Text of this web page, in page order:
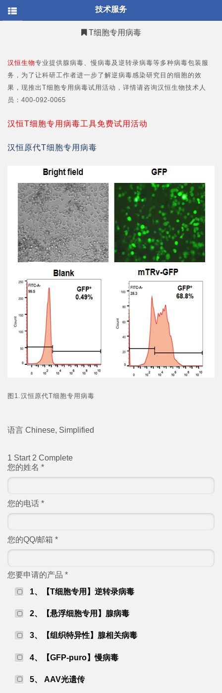
/* * @Author: your name * @Date: 2021-12-30 15:24:14 *
@LastEditTime: 2022-03-03 13:57:40 * @LastEditors: your name *
@Description: 打开koroFileHeader查看配置 进行设置:
https://github.com/OBKoro1/koro1FileHeader/wiki/
技术服务
T细胞专用病毒
汉恒生物专业提供腺病毒、慢病毒及逆转录病毒等多种病毒包装服
务，为了让科研工作者进一步了解逆病毒感染研究目的细胞的效
果，现推出T细胞专用病毒试用活动，详情请咨询汉恒生物技术人
员： 400-092-0065
汉恒T细胞专用病毒工具免费试用活动
汉恒原代T细胞专用病毒
图1.汉恒原代T细胞专用病毒
语言 Chinese, Simplified
1 Start 2 Complete
您的姓名 *
您的电话 *
您的QQ/邮箱 *
您要申请的产品 *
1、【T细胞专用】逆转录病毒
2、【悬浮细胞专用】腺病毒
3、【组织特异性】腺相关病毒
4、【GFP-puro】慢病毒
5、 AAV光遗传